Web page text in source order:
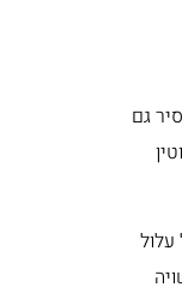
גם
בישראל עלול
עשויה